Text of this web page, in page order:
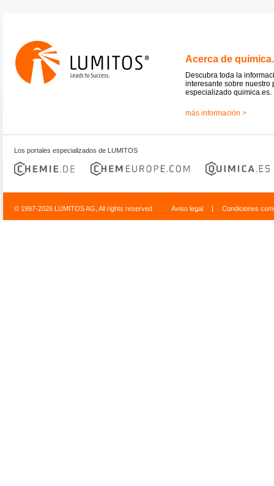
Acerca de
Descubra toda la
interesante sobre nuestro
especializado quimica.es.
más información >
Los portales especializados de LUMITOS
© 1997-2026 LUMITOS AG, All rights reserved Aviso legal | Condiciones